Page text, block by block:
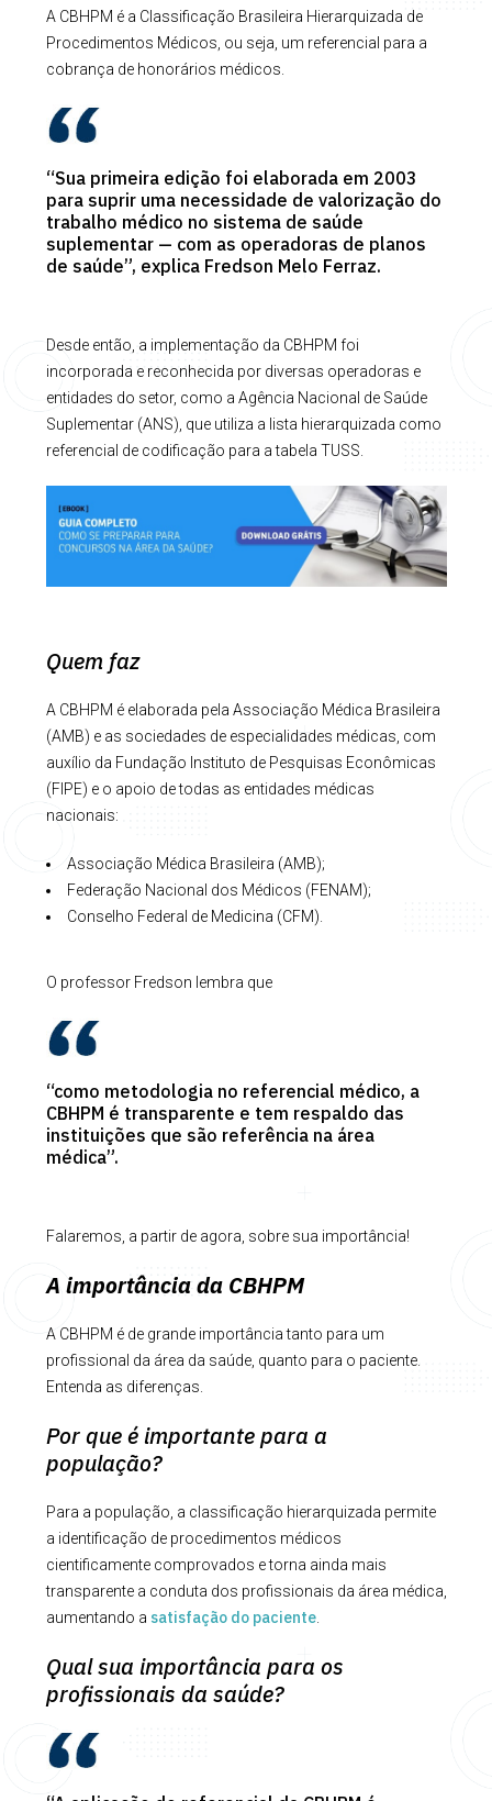
A CBHPM é a Classificação Brasileira Hierarquizada de
Procedimentos Médicos, ou seja, um referencial para a
cobrança de honorários médicos.
“Sua primeira edição foi elaborada em 2003
para suprir uma necessidade de valorização do
trabalho médico no sistema de saúde
suplementar — com as operadoras de planos
de saúde”, explica Fredson Melo Ferraz.
Desde então, a implementação da CBHPM foi
incorporada e reconhecida por diversas operadoras e
entidades do setor, como a Agência Nacional de Saúde
Suplementar (ANS), que utiliza a lista hierarquizada como
referencial de codificação para a tabela TUSS.
Quem faz
A CBHPM é elaborada pela Associação Médica Brasileira
(AMB) e as sociedades de especialidades médicas, com
auxílio da Fundação Instituto de Pesquisas Econômicas
(FIPE) e o apoio de todas as entidades médicas
nacionais:
Associação Médica Brasileira (AMB);
Federação Nacional dos Médicos (FENAM);
Conselho Federal de Medicina (CFM).
O professor Fredson lembra que
“como metodologia no referencial médico, a
CBHPM é transparente e tem respaldo das
instituições que são referência na área
médica”.
Falaremos, a partir de agora, sobre sua importância!
A importância da CBHPM
A CBHPM é de grande importância tanto para um
profissional da área da saúde, quanto para o paciente.
Entenda as diferenças.
Por que é importante para a
população?
Para a população, a classificação hierarquizada permite
a identificação de procedimentos médicos
cientificamente comprovados e torna ainda mais
transparente a conduta dos profissionais da área médica,
aumentando a satisfação do paciente.
Qual sua importância para os
profissionais da saúde?